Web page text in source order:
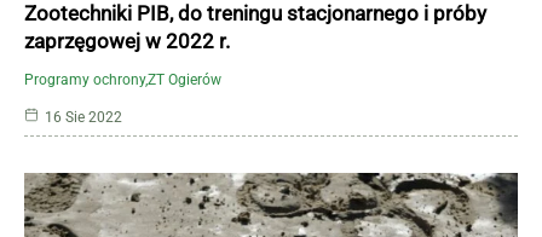
Programy ochronyZT Ogierów
Zootechniki PIB, do treningu stacjonarnego i próby
zaprzęgowej w 2022 r.
16 Sie 2022